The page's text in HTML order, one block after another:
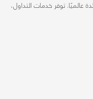
عالميًا. توفر خدمات التداول،